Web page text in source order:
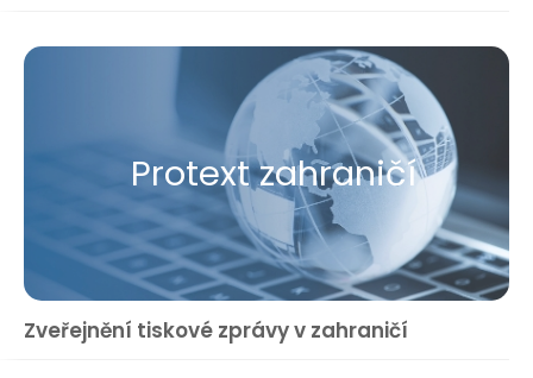
Protext zahraničí
Zveřejnění tiskové zprávy v zahraničí